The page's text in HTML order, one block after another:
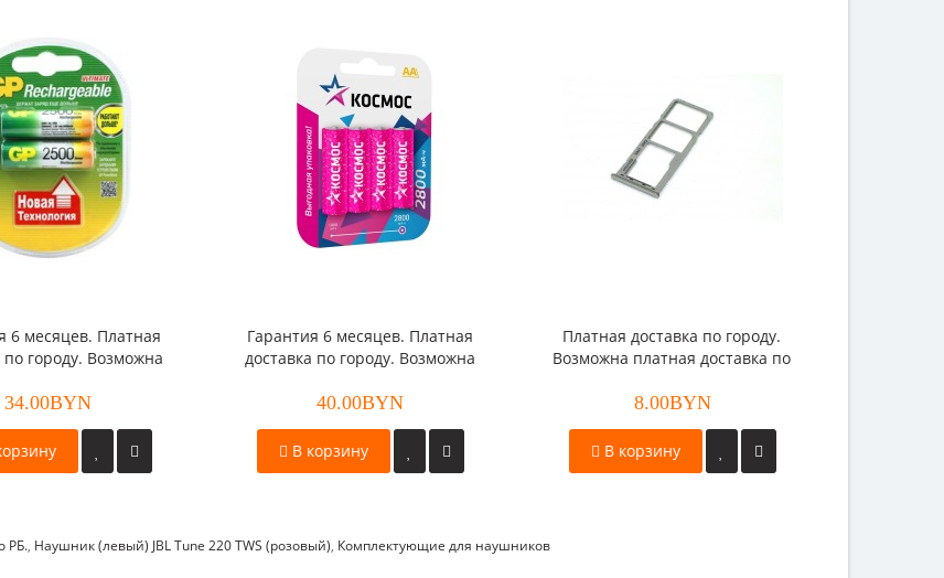
6 месяцев. Платная
по городу. Возможна
безналичный расчет.
34.00BYN
Гарантия 6 месяцев. Платная
доставка по городу. Возможна
Возможен безналичный расчет.
40.00BYN
В корзину
Платная доставка по городу.
Возможна платная доставка по
расчет.
8.00BYN
В корзину
РБ., Наушник (левый) JBL Tune 220 TWS (розовый), Комплектующие для наушников